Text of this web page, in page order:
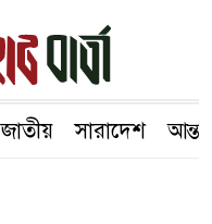
জাতীয় সারাদেশ